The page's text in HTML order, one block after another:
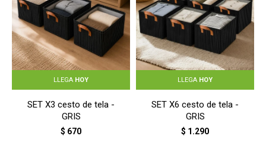
LLEGA HOY
SET X3 cesto de tela -
GRIS
$ 670
LLEGA HOY
SET X6 cesto de tela -
GRIS
$ 1.290